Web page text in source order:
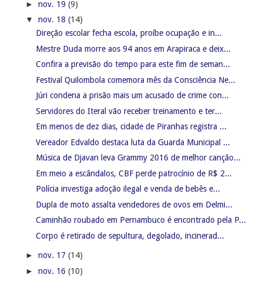
► nov. 19 (9)
▼ nov. 18 (14)
Direção escolar fecha escola, proíbe ocupação e in...
Mestre Duda morre aos 94 anos em Arapiraca e deix...
Confira a previsão do tempo para este fim de seman...
Festival Quilombola comemora mês da Consciência Ne...
Júri condena a prisão mais um acusado de crime con...
Servidores do Iteral vão receber treinamento e ter...
Em menos de dez dias, cidade de Piranhas registra ...
Vereador Edvaldo destaca luta da Guarda Municipal ...
Música de Djavan leva Grammy 2016 de melhor canção...
Em meio a escândalos, CBF perde patrocínio de R$ 2...
Polícia investiga adoção ilegal e venda de bebês e...
Dupla de moto assalta vendedores de ovos em Delmi...
Caminhão roubado em Pernambuco é encontrado pela P...
Corpo é retirado de sepultura, degolado, incinerad...
► nov. 17 (14)
► nov. 16 (10)